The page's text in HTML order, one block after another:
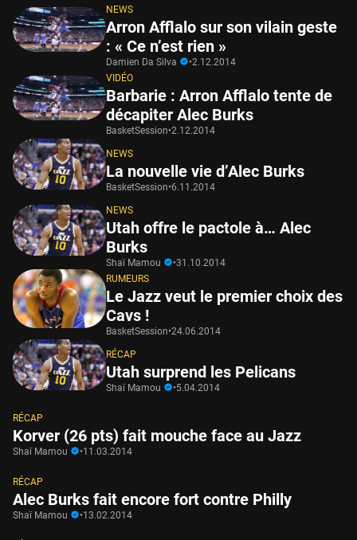
NEWS
Arron Afflalo sur son vilain geste
: « Ce n’est rien »
Damien Da Silva •2.12.2014
VIDÉO
Barbarie : Arron Afflalo tente de
décapiter Alec Burks
BasketSession•2.12.2014
NEWS
La nouvelle vie d’Alec Burks
BasketSession•6.11.2014
NEWS
Utah offre le pactole à… Alec
Burks
Shaï Mamou •31.10.2014
RUMEURS
Le Jazz veut le premier choix des
Cavs !
BasketSession•24.06.2014
RÉCAP
Utah surprend les Pelicans
Shaï Mamou •5.04.2014
RÉCAP
Korver (26 pts) fait mouche face au Jazz
Shaï Mamou •11.03.2014
RÉCAP
Alec Burks fait encore fort contre Philly
Shaï Mamou •13.02.2014